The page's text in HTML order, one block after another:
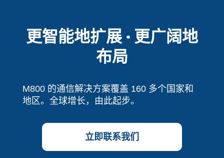
更智能地扩展 · 更广阔地
布局
M800 的通信解决方案覆盖 160 多个国家和
地区。全球增长，由此起步。
立即联系我们